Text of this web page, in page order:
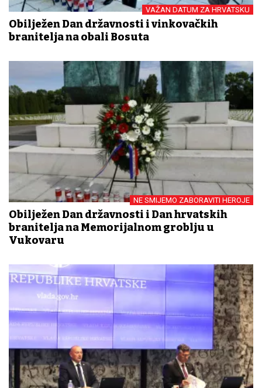
VAŽAN DATUM ZA HRVATSKU
Obilježen Dan državnosti i vinkovačkih
branitelja na obali Bosuta
NE SMIJEMO ZABORAVITI HEROJE
Obilježen Dan državnosti i Dan hrvatskih
branitelja na Memorijalnom groblju u
Vukovaru